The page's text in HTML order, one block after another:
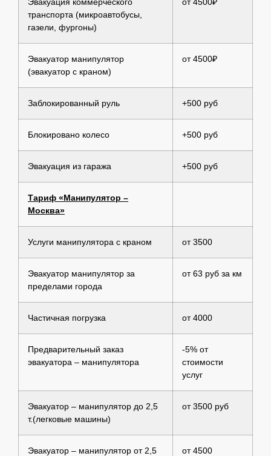
транспорта (микроавтобусы,
газели, фургоны)
Эвакуатор манипулятор
(эвакуатор с краном)
от 4500₽
Заблокированный руль +500 руб
Блокировано колесо +500 руб
Эвакуация из гаража +500 руб
Тариф «Манипулятор –
Москва»
Услуги манипулятора с краном от 3500
Эвакуатор манипулятор за
пределами города
от 63 руб за км
Частичная погрузка от 4000
Предварительный заказ
эвакуатора – манипулятора
-5% от
стоимости
услуг
Эвакуатор – манипулятор до 2,5
т.(легковые машины)
от 3500 руб
Эвакуатор – манипулятор от 2,5
от 4500